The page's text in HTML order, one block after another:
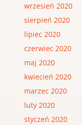
wrzesień 2020
sierpień 2020
lipiec 2020
czerwiec 2020
maj 2020
kwiecień 2020
marzec 2020
luty 2020
styczeń 2020